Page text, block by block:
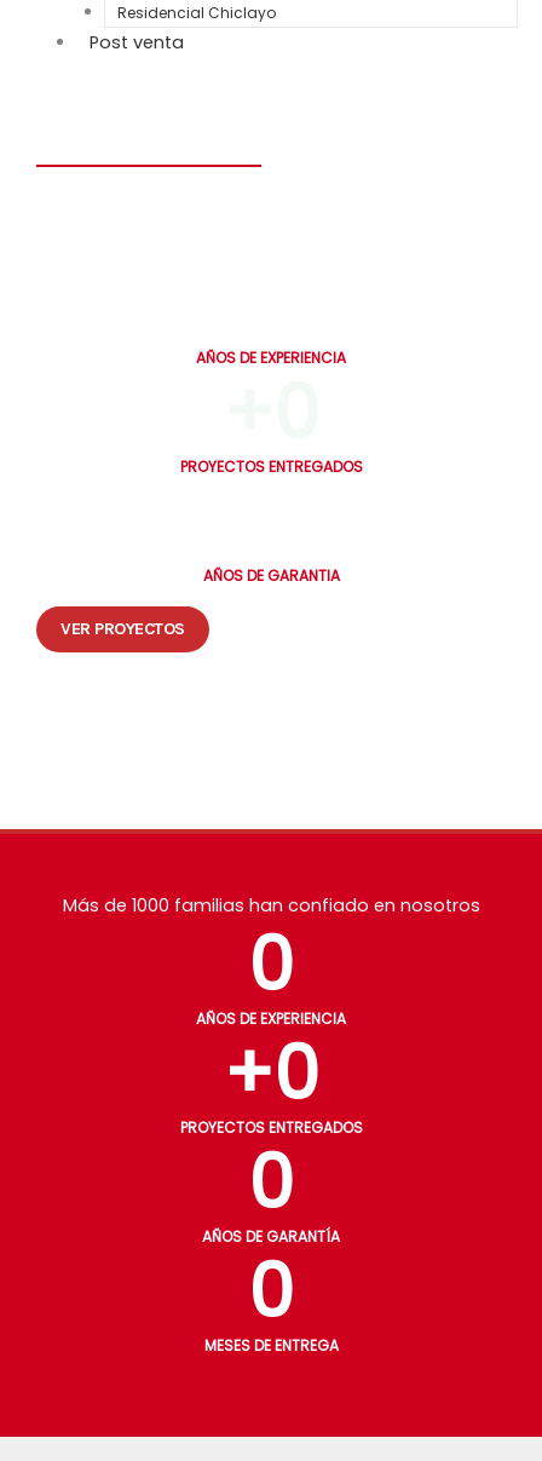
Residencial Chiclayo
Post venta
AÑOS DE EXPERIENCIA
PROYECTOS ENTREGADOS
AÑOS DE GARANTIA
VER PROYECTOS
Más de 1000 familias han confiado en nosotros
AÑOS DE EXPERIENCIA
0
PROYECTOS ENTREGADOS
+0
AÑOS DE GARANTÍA
0
MESES DE ENTREGA
0